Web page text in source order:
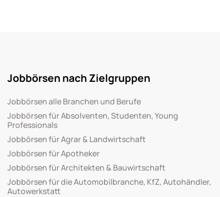
Jobbörsen nach Zielgruppen
Jobbörsen alle Branchen und Berufe
Jobbörsen für Absolventen, Studenten, Young
Professionals
Jobbörsen für Agrar & Landwirtschaft
Jobbörsen für Apotheker
Jobbörsen für Architekten & Bauwirtschaft
Jobbörsen für die Automobilbranche, KfZ, Autohändler,
Autowerkstatt